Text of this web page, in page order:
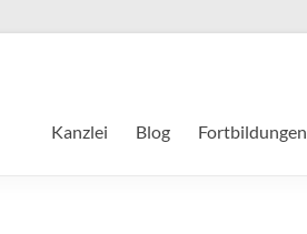
Kanzlei Blog Fortbildungen